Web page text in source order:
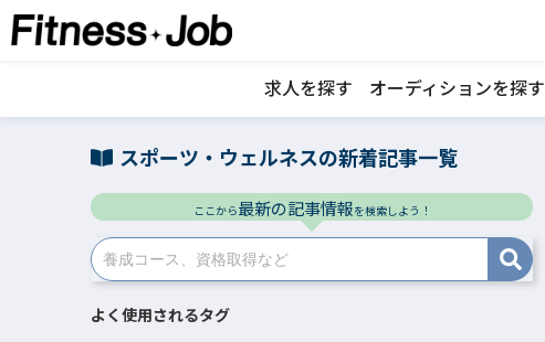
求人を探す オーディションを探す
スポーツ・ウェルネスの新着記事一覧
ここから最新の記事情報を検索しよう！
よく使用されるタグ